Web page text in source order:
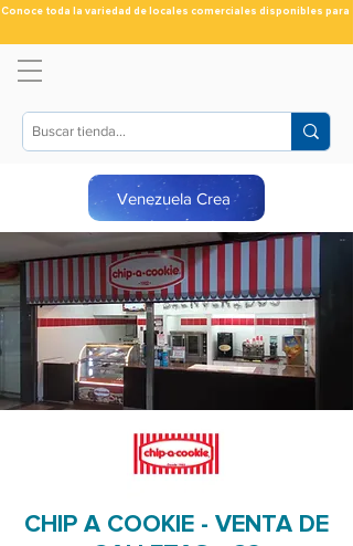
Conoce toda la variedad de locales comerciales disponibles para ti
Venezuela Crea
CHIP A COOKIE - VENTA DE